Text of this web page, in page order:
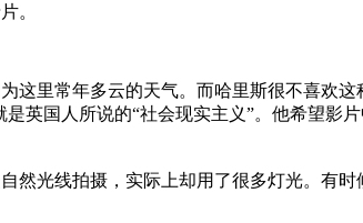
。
这里常年多云的天气。而哈里斯很不喜欢这
英国人所说的“社会现实主义”。他希望影
然光线拍摄，实际上却用了很多灯光。有时